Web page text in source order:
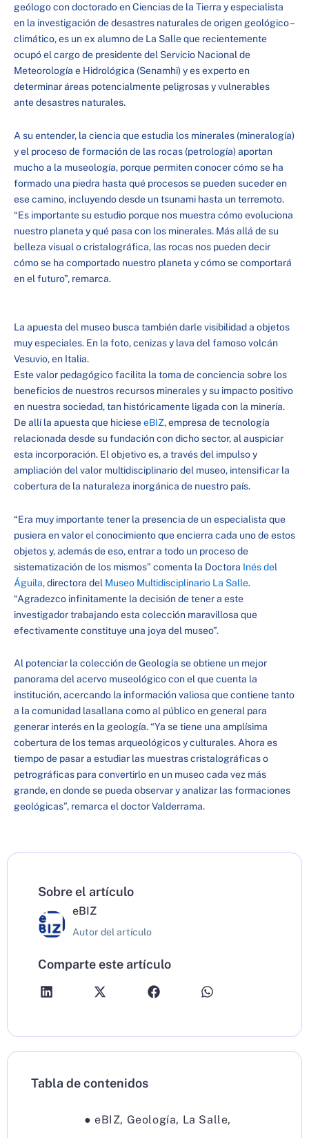
geólogo con doctorado en Ciencias de la Tierra y especialista
en la investigación de desastres naturales de origen geológico –
climático, es un ex alumno de La Salle que recientemente
ocupó el cargo de presidente del Servicio Nacional de
Meteorología e Hidrológica (Senamhi) y es experto en
determinar áreas potencialmente peligrosas y vulnerables
ante desastres naturales.
A su entender, la ciencia que estudia los minerales (mineralogía)
y el proceso de formación de las rocas (petrología) aportan
mucho a la museología, porque permiten conocer cómo se ha
formado una piedra hasta qué procesos se pueden suceder en
ese camino, incluyendo desde un tsunami hasta un terremoto.
“Es importante su estudio porque nos muestra cómo evoluciona
nuestro planeta y qué pasa con los minerales. Más allá de su
belleza visual o cristalográfica, las rocas nos pueden decir
cómo se ha comportado nuestro planeta y cómo se comportará
en el futuro”, remarca.
La apuesta del museo busca también darle visibilidad a objetos
muy especiales. En la foto, cenizas y lava del famoso volcán
Vesuvio, en Italia.
Este valor pedagógico facilita la toma de conciencia sobre los
beneficios de nuestros recursos minerales y su impacto positivo
en nuestra sociedad, tan históricamente ligada con la minería.
De allí la apuesta que hicieseeBIZ, empresa de tecnología
relacionada desde su fundación con dicho sector, al auspiciar
esta incorporación. El objetivo es, a través del impulso y
ampliación del valor multidisciplinario del museo, intensificar la
cobertura de la naturaleza inorgánica de nuestro país.
“Era muy importante tener la presencia de un especialista que
pusiera en valor el conocimiento que encierra cada uno de estos
objetos y, además de eso, entrar a todo un proceso de
sistematización de los mismos” comenta la Doctora Inés del
Águila, directora del Museo Multidisciplinario La Salle.
“Agradezco infinitamente la decisión de tener a este
investigador trabajando esta colección maravillosa que
efectivamente constituye una joya del museo”.
Al potenciar la colección de Geología se obtiene un mejor
panorama del acervo museológico con el que cuenta la
institución, acercando la información valiosa que contiene tanto
a la comunidad lasallana como al público en general para
generar interés en la geología. “Ya se tiene una amplísima
cobertura de los temas arqueológicos y culturales. Ahora es
tiempo de pasar a estudiar las muestras cristalográficas o
petrográficas para convertirlo en un museo cada vez más
grande, en donde se pueda observar y analizar las formaciones
geológicas”, remarca el doctor Valderrama.
Sobre el artículo
eBIZ
Autor del artículo
Comparte este artículo
Tabla de contenidos
● eBIZ, Geología, La Salle,